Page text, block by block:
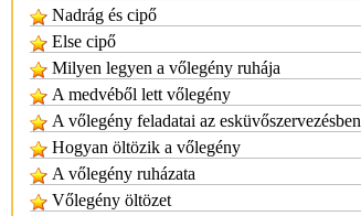
Nadrág és cipő
Else cipő
Milyen legyen a vőlegény ruhája
A medvéből lett vőlegény
A vőlegény feladatai az esküvőszervezésben
Hogyan öltözik a vőlegény
A vőlegény ruházata
Vőlegény öltözet